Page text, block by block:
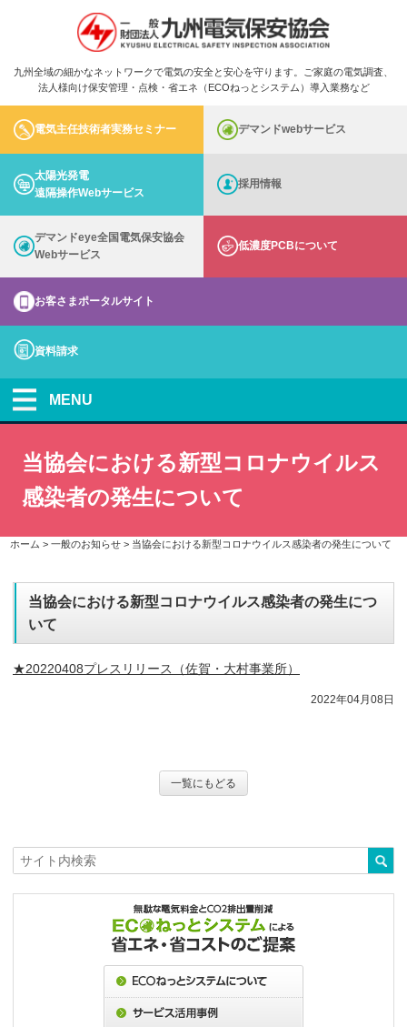
九州全域の細かなネットワークで電気の安全と安心を守ります。ご家庭の電気調査、
法人様向け保安管理・点検・省エネ（ECOねっとシステム）導入業務など
電気主任技術者実務セミナー デマンドwebサービス
太陽光発電
遠隔操作Webサービス
採用情報
デマンドeye全国電気保安協会
Webサービス
低濃度PCBについて
お客さまポータルサイト
資料請求
MENU
当協会における新型コロナウイルス
感染者の発生について
ホーム > 一般のお知らせ > 当協会における新型コロナウイルス感染者の発生について
当協会における新型コロナウイルス感染者の発生につ
いて
★20220408プレスリリース（佐賀・大村事業所）
2022年04月08日
一覧にもどる